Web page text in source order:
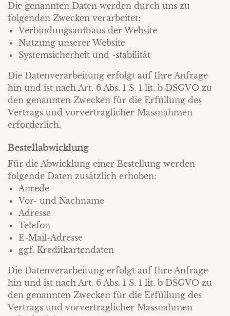
Die genannten Daten werden durch uns zu
folgenden Zwecken verarbeitet:
Verbindungsaufbaus der Website
Nutzung unserer Website
Systemsicherheit und -stabilität
Die Datenverarbeitung erfolgt auf Ihre Anfrage
hin und ist nach Art. 6 Abs. 1 S. 1 lit. b DSGVO zu
den genannten Zwecken für die Erfüllung des
Vertrags und vorvertraglicher Massnahmen
erforderlich.
Bestellabwicklung
Für die Abwicklung einer Bestellung werden
folgende Daten zusätzlich erhoben:
Anrede
Vor- und Nachname
Adresse
Telefon
E-Mail-Adresse
ggf. Kreditkartendaten
Die Datenverarbeitung erfolgt auf Ihre Anfrage
hin und ist nach Art. 6 Abs. 1 S. 1 lit. b DSGVO zu
den genannten Zwecken für die Erfüllung des
Vertrags und vorvertraglicher Massnahmen